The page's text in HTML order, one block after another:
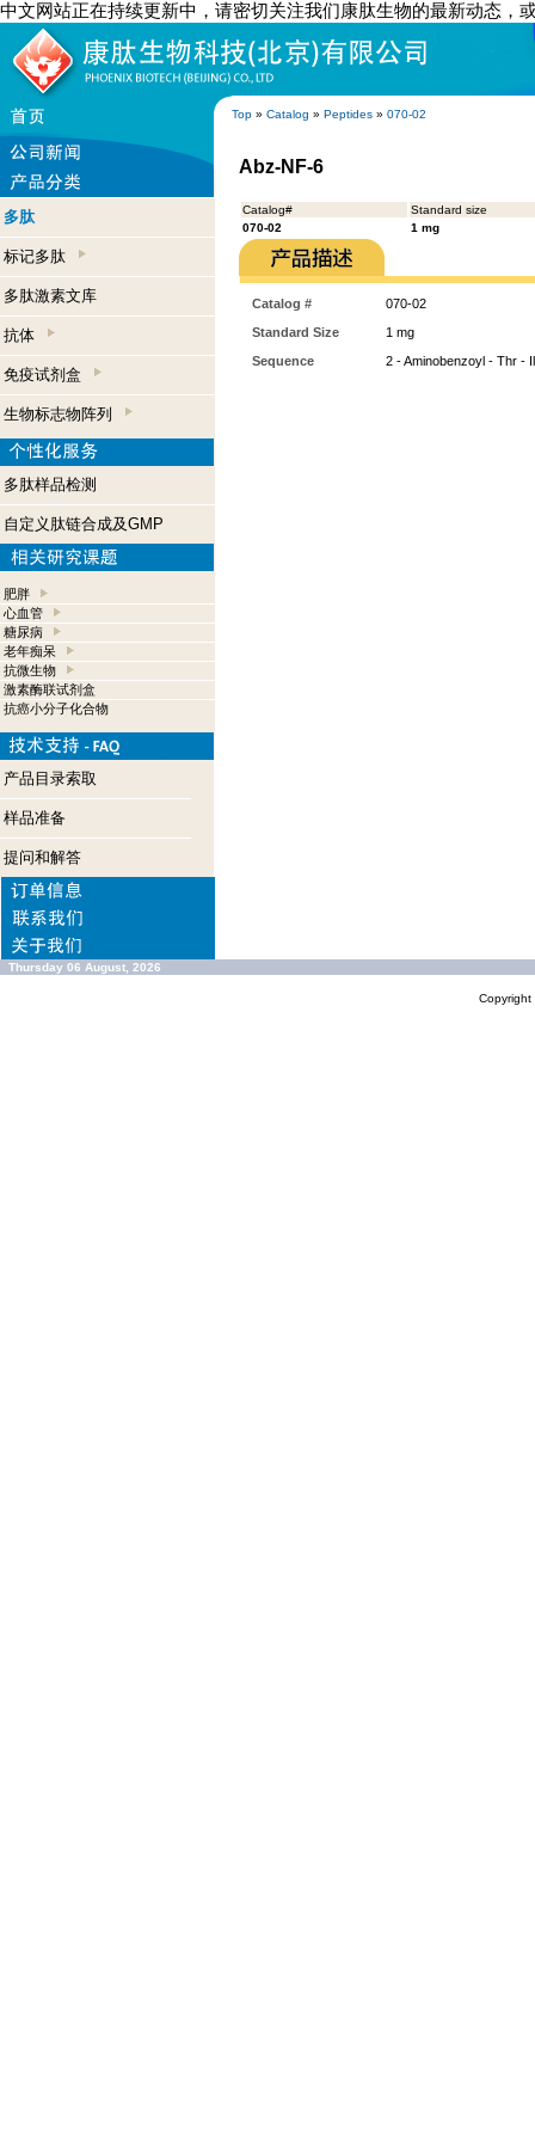
中文网站正在持续更新中，请密切关注我们康肽生物的最新动态，
Top » Catalog » Peptides » 070-02
多肽
标记多肽
多肽激素文库
抗体
免疫试剂盒
生物标志物阵列
多肽样品检测
自定义肽链合成及GMP
肥胖
心血管
糖尿病
老年痴呆
抗微生物
激素酶联试剂盒
抗癌小分子化合物
产品目录索取
样品准备
提问和解答
Abz-NF-6
Catalog#
Standard size
070-02
1 mg
Catalog #
070-02
Standard Size
1 mg
Sequence
2 - Aminobenzoyl - Thr -
Thursday 06 August, 2026